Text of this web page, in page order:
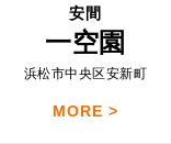
安間
一空園
浜松市中央区安新町
MORE >